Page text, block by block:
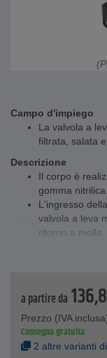
Campo d'impiego
La valvola a
filtrata, salata
Descrizione
Il corpo è
gomma nitrilica.
L'ingresso
valvola a leva
ritorno a molla.
DN - 5
Portata - 550 l/
Pressione di
Intervallo di
a partire da
Prezzo (IVA
Consegna gratuita
2 altre varianti